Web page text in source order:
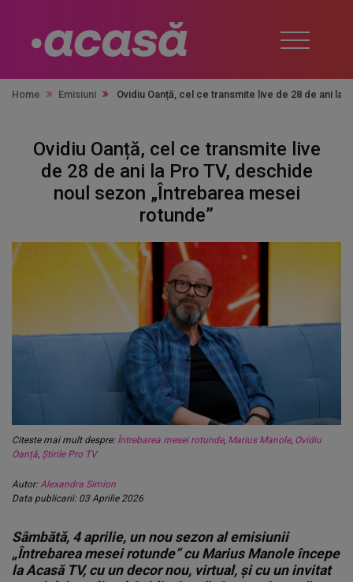
Home Emisiuni Ovidiu Oanță, cel ce transmite live de 28 de ani
Ovidiu Oanță, cel ce transmite live
de 28 de ani la Pro TV, deschide
noul sezon „Întrebarea mesei
rotunde”
Citeste mai mult despre: Întrebarea mesei rotunde, Marius Manole, Ovidiu
Oanță, Știrile Pro TV
Autor:Alexandra Simion
Data publicarii: 03 Aprilie 2026
Sâmbătă, 4 aprilie, un nou sezon al emisiunii
„Întrebarea mesei rotunde” cu Marius Manole începe
la Acasă TV, cu un decor nou, virtual, și cu un invitat